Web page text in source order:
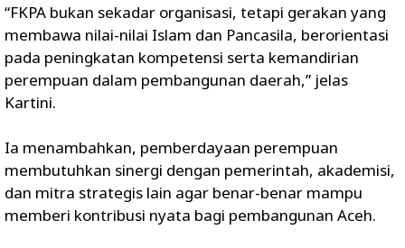
“FKPA bukan sekadar organisasi, tetapi gerakan yang
membawa nilai-nilai Islam dan Pancasila, berorientasi
pada peningkatan kompetensi serta kemandirian
perempuan dalam pembangunan daerah,” jelas
Kartini.
Ia menambahkan, pemberdayaan perempuan
membutuhkan sinergi dengan pemerintah, akademisi,
dan mitra strategis lain agar benar-benar mampu
memberi kontribusi nyata bagi pembangunan Aceh.